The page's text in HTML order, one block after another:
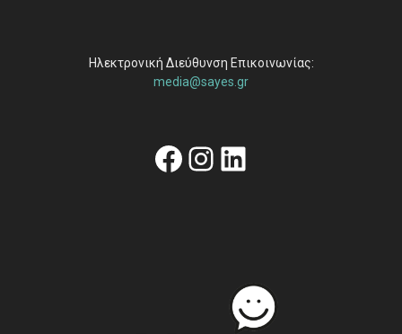
Ηλεκτρονική Διεύθυνση Επικοινωνίας:
media@sayes.gr
Facebook
Instagram
Linkedin